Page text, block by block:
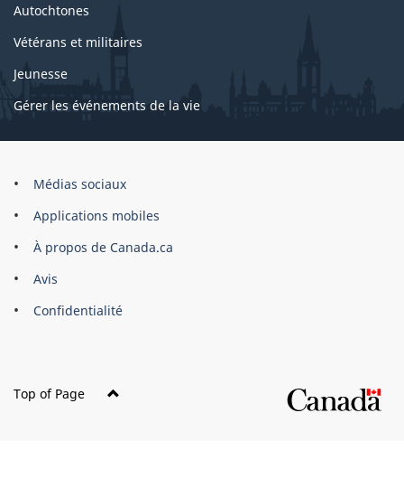
Autochtones
Vétérans et militaires
Jeunesse
Gérer les événements de la vie
Organisation
gouvernement
du
Canada
Médias sociaux
Applications mobiles
À propos de Canada.ca
Avis
Confidentialité
Top of Page